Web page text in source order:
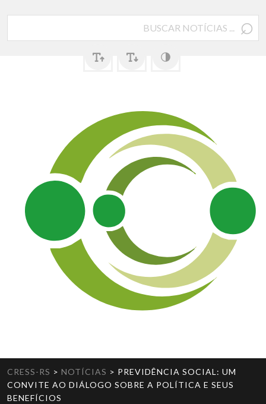
⌕
CRESS-RS > NOTÍCIAS > PREVIDÊNCIA SOCIAL: UM
CONVITE AO DIÁLOGO SOBRE A POLÍTICA E SEUS
BENEFÍCIOS